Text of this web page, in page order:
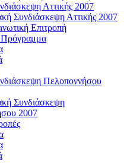
Αττικής 2007
Συνδιάσκεψη Αττικής 2007
Επιτροπή
Πρόγραμμα
Πελοποννήσου
Συνδιάσκεψη
2007